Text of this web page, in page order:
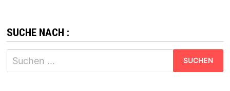
SUCHE NACH :
Suchen
nach: